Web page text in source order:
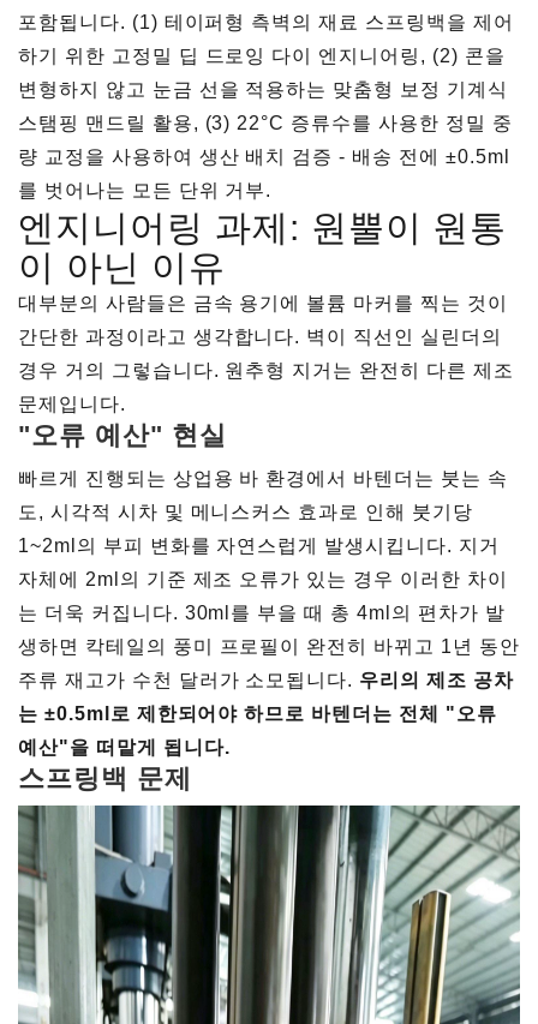
포함됩니다. (1) 테이퍼형 측벽의 재료 스프링백을 제어
하기 위한 고정밀 딥 드로잉 다이 엔지니어링, (2) 콘을
변형하지 않고 눈금 선을 적용하는 맞춤형 보정 기계식
스탬핑 맨드릴 활용, (3) 22°C 증류수를 사용한 정밀 중
량 교정을 사용하여 생산 배치 검증 - 배송 전에 ±0.5ml
를 벗어나는 모든 단위 거부.
엔지니어링 과제: 원뿔이 원통
이 아닌 이유
대부분의 사람들은 금속 용기에 볼륨 마커를 찍는 것이
간단한 과정이라고 생각합니다. 벽이 직선인 실린더의
경우 거의 그렇습니다. 원추형 지거는 완전히 다른 제조
문제입니다.
"오류 예산" 현실
빠르게 진행되는 상업용 바 환경에서 바텐더는 붓는 속
도, 시각적 시차 및 메니스커스 효과로 인해 붓기당
1~2ml의 부피 변화를 자연스럽게 발생시킵니다. 지거
자체에 2ml의 기준 제조 오류가 있는 경우 이러한 차이
는 더욱 커집니다. 30ml를 부을 때 총 4ml의 편차가 발
생하면 칵테일의 풍미 프로필이 완전히 바뀌고 1년 동안
주류 재고가 수천 달러가 소모됩니다. 우리의 제조 공차
는 ±0.5ml로 제한되어야 하므로 바텐더는 전체 "오류
예산"을 떠맡게 됩니다.
스프링백 문제